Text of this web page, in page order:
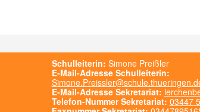
Schulleiterin: Simone Preißler
E-Mail-Adresse Schulleiterin:
E-Mail-Adresse Sekretariat:
Telefon-Nummer Sekretariat: 03447